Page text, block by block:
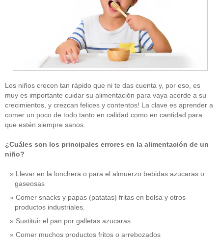
Los niños crecen tan rápido que ni te das cuenta y, por eso, es
muy es importante cuidar su alimentación para vaya acorde a su
crecimientos, y crezcan felices y contentos! La clave es aprender a
comer un poco de todo tanto en calidad como en cantidad para
que estén siempre sanos.
¿Cuáles son los principales errores en la alimentación de un
niño?
Llevar en la lonchera o para el almuerzo bebidas azucaras o
gaseosas
Comer snacks y papas (patatas) fritas en bolsa y otros
productos industriales.
Sustituir el pan por galletas azucaras.
Comer muchos productos fritos o arrebozados